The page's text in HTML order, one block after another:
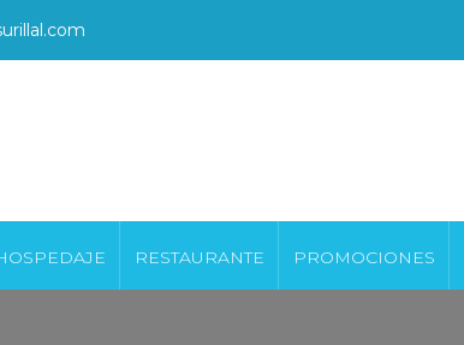
RESTAURANTE PROMOCIONES